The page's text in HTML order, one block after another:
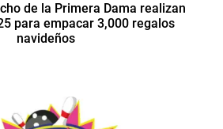
de la Primera Dama realizan
para empacar 3,000 regalos
navideños